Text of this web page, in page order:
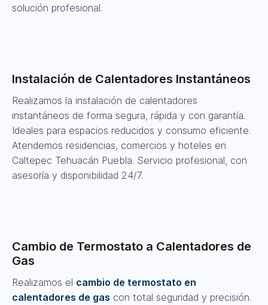
solución profesional.
Instalación de Calentadores Instantáneos
Realizamos la instalación de calentadores
instantáneos de forma segura, rápida y con garantía.
Ideales para espacios reducidos y consumo eficiente.
Atendemos residencias, comercios y hoteles en
Caltepec Tehuacán Puebla. Servicio profesional, con
asesoría y disponibilidad 24/7.
Cambio de Termostato a Calentadores de
Gas
Realizamos el cambio de termostato en
calentadores de gas con total seguridad y precisión.